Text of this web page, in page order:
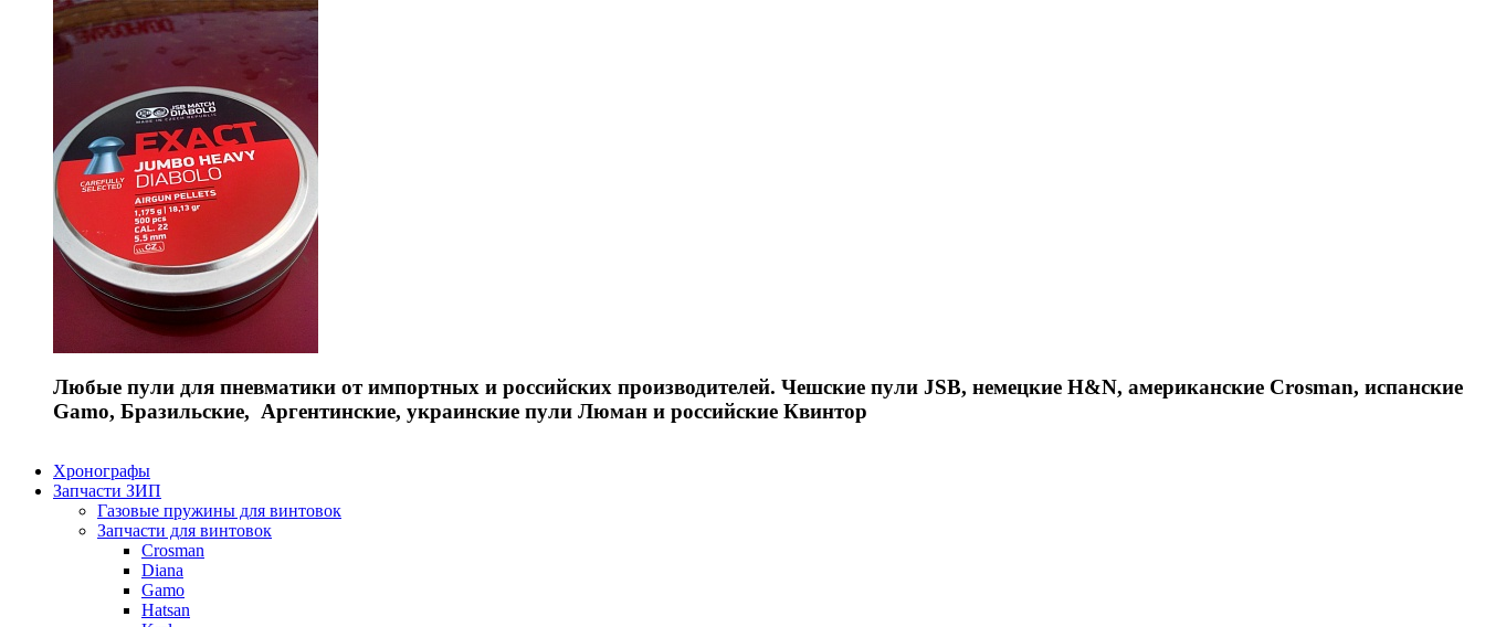
Любые пули для пневматики от импортных и российских производителей. Чешские пули JSB, немецкие H&N, американские Crosman, испанские
Gamo, Бразильские, Аргентинские, украинские пули Люман и российские Квинтор
Хронографы
Запчасти ЗИП
Газовые пружины для винтовок
Запчасти для винтовок
Crosman
Diana
Gamo
Hatsan